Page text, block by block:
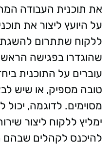
את תוכנית העבודה
על היועץ ליצור את
ללקוח שתתרום
שהוגדרו בפגישה
עוברים על התוכנית
טובה מספיק, או שיש
מסוימים. לדוגמה, יכול
ימליץ ללקוח ליצור
להיכנס לקהלים שבהם